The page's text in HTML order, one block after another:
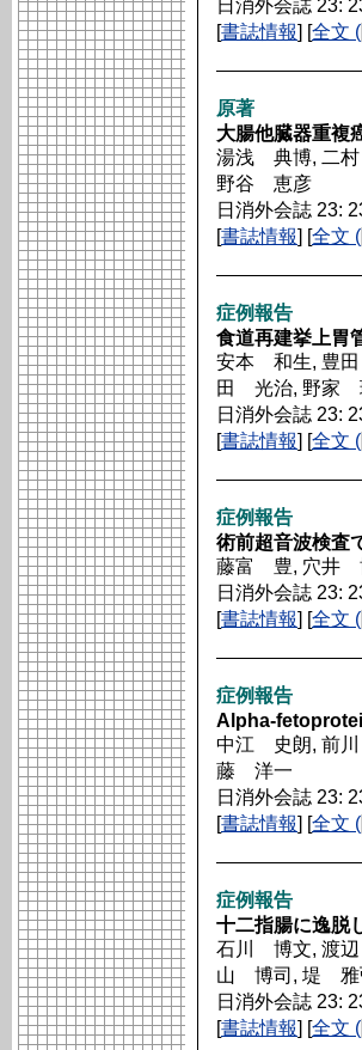
日消外会誌 23:
[書誌情報] [全文 (
原著
大腸他臓器重複
湯浅 典博, 二
野谷 恵彦
日消外会誌 23:
[書誌情報] [全文 (
症例報告
食道再建挙上胃
安本 和生, 豊
田 光治, 野家
日消外会誌 23:
[書誌情報] [全文 (
症例報告
術前超音波検査
藤富 豊, 穴井
日消外会誌 23:
[書誌情報] [全文 (
症例報告
Alpha-
中江 史朗, 前
藤 洋一
日消外会誌 23:
[書誌情報] [全文 (
症例報告
十二指腸に逸脱
石川 博文, 渡
山 博司, 堤 雅
日消外会誌 23:
[書誌情報] [全文 (